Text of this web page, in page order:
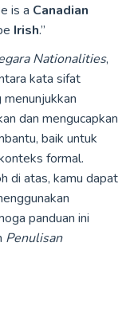
is a Canadian
Irish.”
Nationalities,
kata sifat
menunjukkan
dan mengucapkan
baik untuk
formal.
di atas, kamu dapat
panduan ini
Penulisan